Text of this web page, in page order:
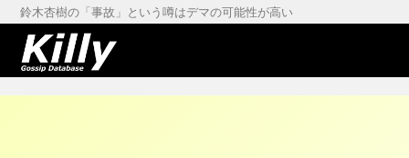
鈴木杏樹の「事故」という噂はデマの可能性が高い